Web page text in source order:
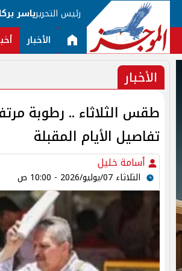
رئيس التحريرياسر
الأخبار
الأخبار
طقس الثلاثاء .. رطوبة
تفاصيل الأيام المقبلة
أسامة خليل
الثلاثاء 07/يوليو/2026 - 10:00 ص